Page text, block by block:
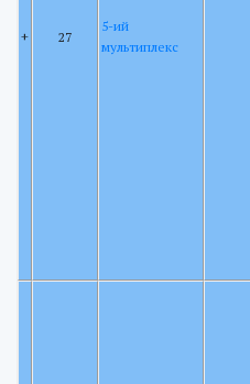
+ 27
5-ий
мультиплекс